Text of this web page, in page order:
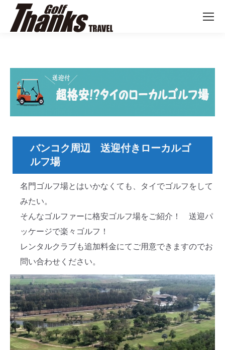
バンコク周辺 送迎付きローカルゴ
ルフ場
名門ゴルフ場とはいかなくても、タイでゴルフをして
みたい。
そんなゴルファーに格安ゴルフ場をご紹介！ 送迎パ
ッケージで楽々ゴルフ！
レンタルクラブも追加料金にてご用意できますのでお
問い合わせください。